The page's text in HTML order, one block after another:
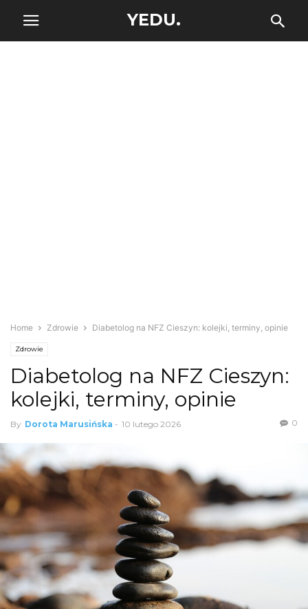
YEDU.
Home Zdrowie Diabetolog na NFZ Cieszyn: kolejki, terminy, opinie
Zdrowie
Diabetolog na NFZ Cieszyn:
kolejki, terminy, opinie
By Dorota Marusińska - 10 lutego 2026 0